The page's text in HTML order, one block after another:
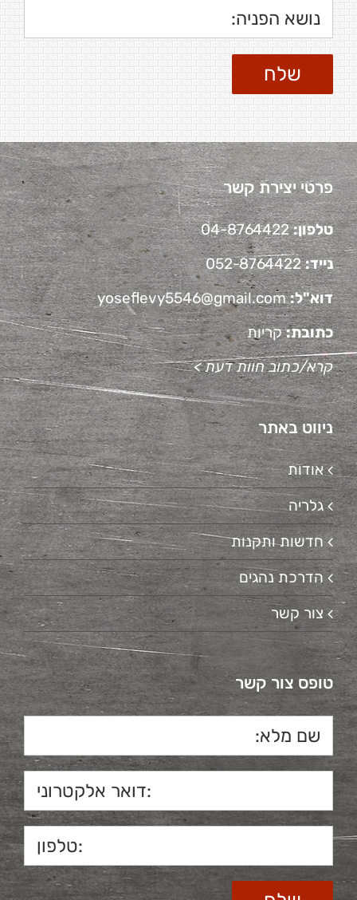
פרטי יצירת קשר
טלפון: 04-8764422
נייד: 052-8764422
דוא"ל: yoseflevy5546@gmail.com
כתובת:קריות
קרא/כתוב חוות דעת >
ניווט באתר
אודות
גלריה
חדשות ותקנות
הדרכת נהגים
צור קשר
טופס צור קשר